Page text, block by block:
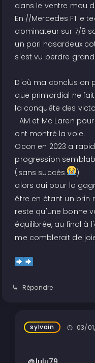
dans le ventre mou
En //Mercedes F1 le
dominateur sur 7/8
un pari hasardeux
s'est vu perdre
D'où ma conclusion
que primordial ne
la conquête des
AM et Mc Laren
ont montré la voie.
Ocon en 2023 a
progression
(sans succès
)
alors oui pour la
être en étant un brin
reste qu'une bonne
équilibrée, au final à
me comblerait de
Répondre
sylvain 03/